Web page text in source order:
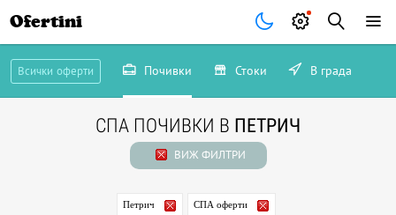
Ofertini
Всички оферти Почивки Стоки В града
СПА ПОЧИВКИ В ПЕТРИЧ
ВИЖ ФИЛТРИ
Петрич СПА оферти